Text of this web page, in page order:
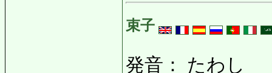
束子
発音： たわし